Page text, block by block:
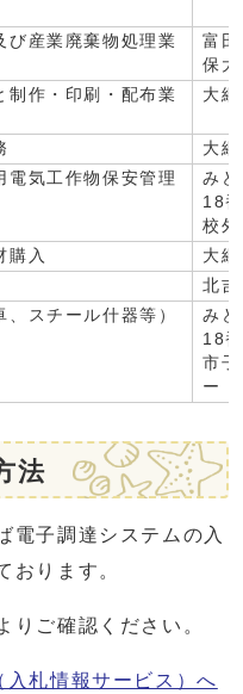
び産業廃棄物処理業
富
保大
制作・印刷・配布業
大
大
電気工作物保安管理
みど
18
校
購入
大
北
スチール什器等）
みど
18
市子
ー
法
子調達システムの入
おります。
ご確認ください。
札情報サービス）へ